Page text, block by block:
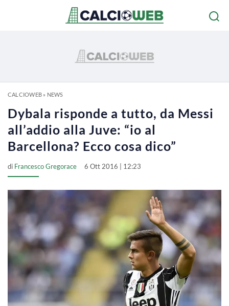
CALCIOWEB» NEWS
Dybala risponde a tutto, da Messi
all’addio alla Juve: “io al
Barcellona? Ecco cosa dico”
di Francesco Gregorace 6 Ott 2016 | 12:23